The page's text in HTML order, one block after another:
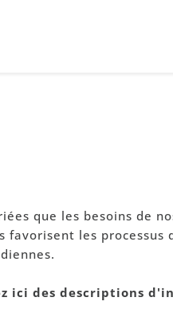
que les besoins de
les processus
ici des descriptions